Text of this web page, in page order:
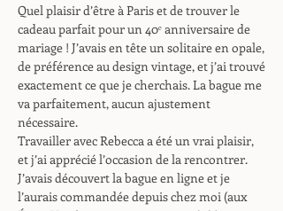
Quel plaisir d’être à Paris et de trouver le
cadeau parfait pour un 40ᵉ anniversaire de
mariage ! J’avais en tête un solitaire en opale,
de préférence au design vintage, et j’ai trouvé
exactement ce que je cherchais. La bague me
va parfaitement, aucun ajustement
nécessaire.
Travailler avec Rebecca a été un vrai plaisir,
et j’ai apprécié l’occasion de la rencontrer.
J’avais découvert la bague en ligne et je
l’aurais commandée depuis chez moi (aux